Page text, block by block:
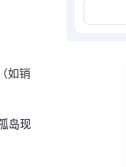
如销
岛现